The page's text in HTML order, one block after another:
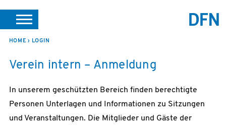
SUCHE PORTALE
VEREIN INTERN
HOME LOGIN
Verein intern – Anmeldung
In unserem geschützten Bereich finden berechtigte
Personen Unterlagen und Informationen zu Sitzungen
und Veranstaltungen. Die Mitglieder und Gäste der